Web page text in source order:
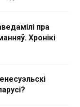
пра
Хронікі